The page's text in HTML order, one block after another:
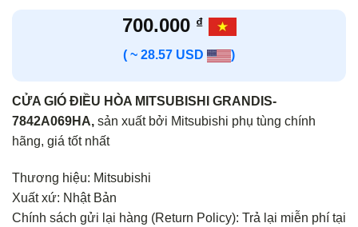
700.000 ₫
( ~ 28.57 USD )
CỬA GIÓ ĐIỀU HÒA MITSUBISHI GRANDIS-
7842A069HA, sản xuất bởi Mitsubishi phụ tùng chính
hãng, giá tốt nhất
Thương hiệu: Mitsubishi
Xuất xứ: Nhật Bản
Chính sách gửi lại hàng (Return Policy): Trả lại miễn phí tại